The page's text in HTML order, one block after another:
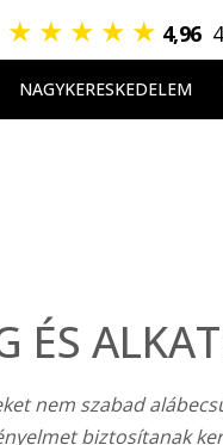
★ ★ ★ ★ ★ 4,96
NAGYKERESKEDELEM
nem szabad
biztosítanak